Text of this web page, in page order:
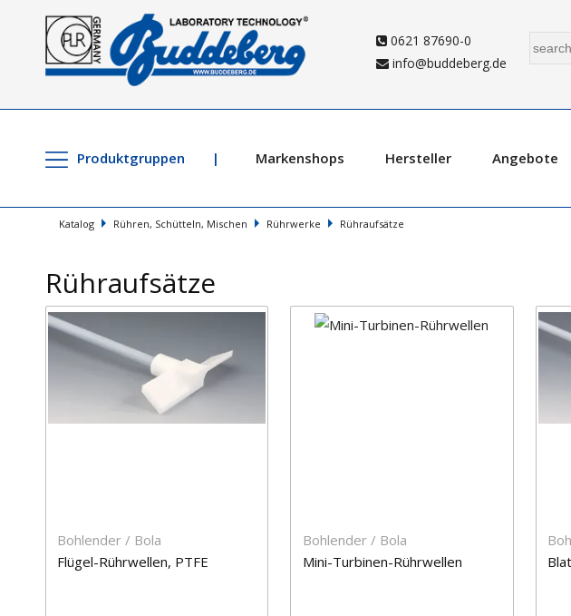
0621 87690-0
info@buddeberg.de
Produktgruppen Markenshops Hersteller Angebote
Katalog Rühren, Schütteln, Mischen Rührwerke Rühraufsätze
Rühraufsätze
Bohlender / Bola
Flügel-Rührwellen, PTFE
Bohlender / Bola
Mini-Turbinen-Rührwellen